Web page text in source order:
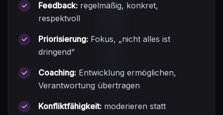
Feedback: regelmäßig, konkret,
respektvoll
Priorisierung: Fokus, „nicht alles ist
dringend“
Coaching: Entwicklung ermöglichen,
Verantwortung übertragen
Konfliktfähigkeit: moderieren statt